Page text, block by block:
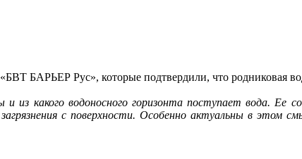
БАРЬЕР Рус», которые подтвердили, что родниковая
и из какого водоносного горизонта поступает вода.
с поверхности. Особенно актуальны в этом